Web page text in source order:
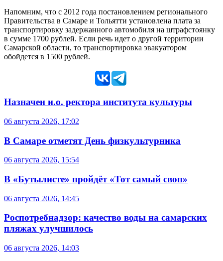
Напомним, что с 2012 года постановлением регионального
Правительства в Самаре и Тольятти установлена плата за
транспортировку задержанного автомобиля на штрафстоянку
в сумме 1700 рублей. Если речь идет о другой территории
Самарской области, то транспортировка эвакуатором
обойдется в 1500 рублей.
Назначен и.о. ректора института культуры
06 августа 2026, 17:02
В Самаре отметят День физкультурника
06 августа 2026, 15:54
В «Бутылисте» пройдёт «Тот самый своп»
06 августа 2026, 14:45
Роспотребнадзор: качество воды на самарских
пляжах улучшилось
06 августа 2026, 14:03